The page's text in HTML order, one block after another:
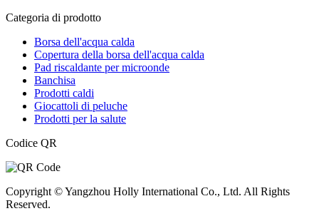
Categoria di prodotto
Borsa dell'acqua calda
Copertura della borsa dell'acqua calda
Pad riscaldante per microonde
Banchisa
Prodotti caldi
Giocattoli di peluche
Prodotti per la salute
Codice QR
Copyright © Yangzhou Holly International Co., Ltd. All Rights
Reserved.